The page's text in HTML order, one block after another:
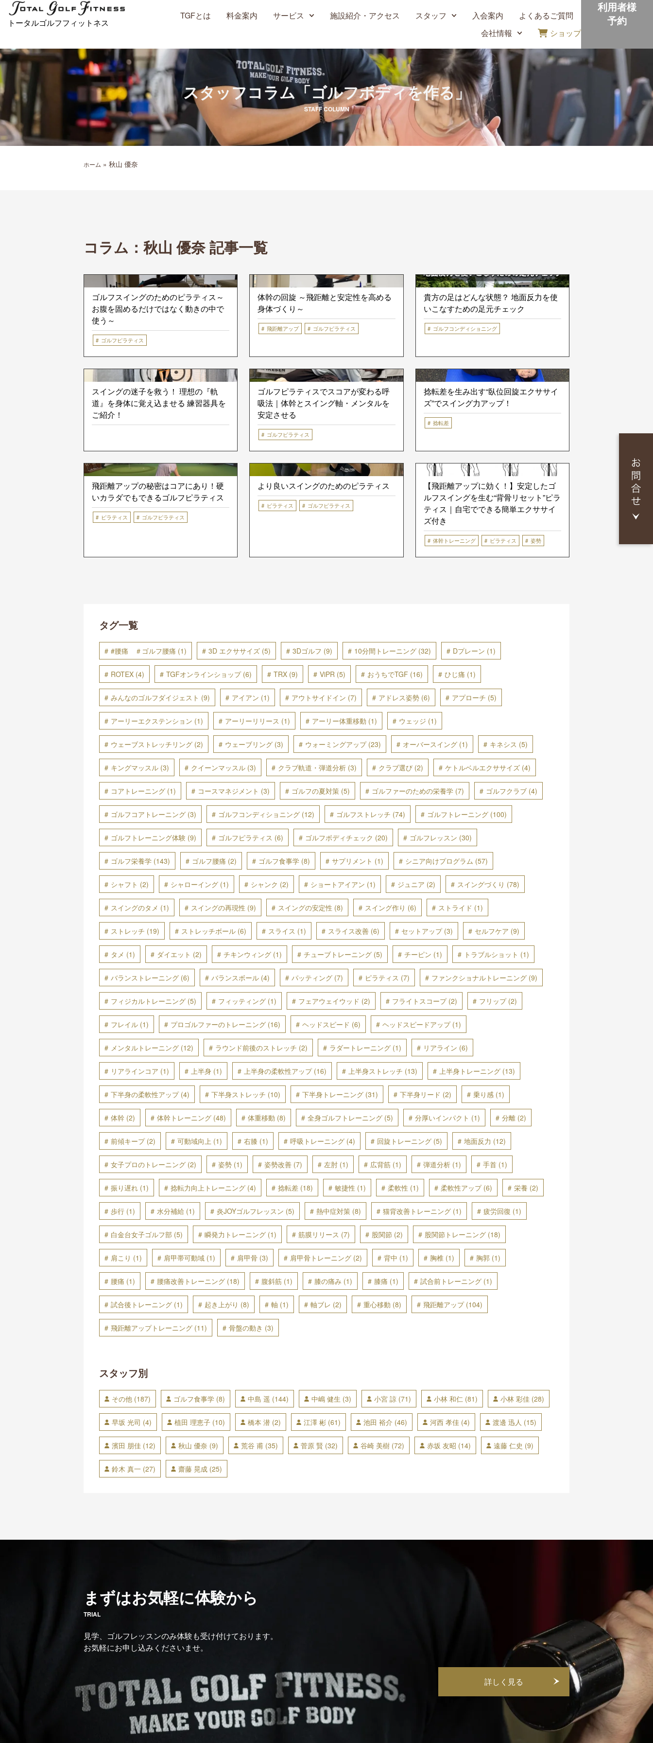
キ
ッ
プ
トータルゴルフフィットネス
TGFとは 料金案内 サービス 施設紹介・アクセス スタッフ 入会案内
よくあるご質問
会社情報
ショップ
利用者様
予約
スタッフコラム「ゴルフボディを作る」
STAFF COLUMN
ホーム » 秋山 優奈
コラム： 秋山 優奈 記事一覧
ゴルフスイングのためのピラティス～
お腹を固めるだけではなく動きの中で
使う～
ゴルフピラティス
体幹の回旋 ～飛距離と安定性を高める
身体づくり～
飛距離アップ ゴルフピラティス
貴方の足はどんな状態？ 地面反力を使
いこなすための足元チェック
ゴルフコンディショニング
スイングの迷子を救う！ 理想の『軌
道』を身体に覚え込ませる 練習器具を
ご紹介！
ゴルフピラティスでスコアが変わる呼
吸法｜体幹とスイング軸・メンタルを
安定させる
ゴルフピラティス
捻転差を生み出す“臥位回旋エクササイ
ズ”でスイング力アップ！
捻転差
飛距離アップの秘密はコアにあり！硬
いカラダでもできるゴルフピラティス
ピラティス ゴルフピラティス
より良いスイングのためのピラティス
ピラティス ゴルフピラティス
【飛距離アップに効く！】安定したゴ
ルフスイングを生む“背骨リセット”ピラ
ティス｜自宅でできる簡単エクササイ
ズ付き
体幹トレーニング ピラティス 姿勢
タグ一覧
#腰痛 ＃ゴルフ腰痛 (1) 3D エクササイズ (5) 3Dゴルフ (9) 10分間トレーニング (32) Dプレーン (1)
ROTEX (4) TGFオンラインショップ(6) TRX (9) ViPR (5) おうちでTGF (16) ひじ痛 (1)
みんなのゴルフダイジェスト (9) アイアン (1) アウトサイドイン (7) アドレス姿勢 (6) アプローチ (5)
アーリーエクステンション (1) アーリーリリース (1) アーリー体重移動 (1) ウェッジ (1)
ウェーブストレッチリング (2) ウェーブリング (3) ウォーミングアップ(23) オーバースイング (1) キネシス (5)
キングマッスル (3) クイーンマッスル (3) クラブ軌道・弾道分析 (3) クラブ選び (2) ケトルベルエクササイズ (4)
コアトレーニング (1) コースマネジメント (3) ゴルフの夏対策 (5) ゴルファーのための栄養学 (7) ゴルフクラブ (4)
ゴルフコアトレーニング (3) ゴルフコンディショニング (12) ゴルフストレッチ (74) ゴルフトレーニング (100)
ゴルフトレーニング体験 (9) ゴルフピラティス (6) ゴルフボディチェック (20) ゴルフレッスン (30)
ゴルフ栄養学 (143) ゴルフ腰痛 (2) ゴルフ食事学 (8) サプリメント (1) シニア向けプログラム (57)
シャフト (2) シャローイング (1) シャンク (2) ショートアイアン (1) ジュニア (2) スイングづくり (78)
スイングのタメ (1) スイングの再現性 (9) スイングの安定性 (8) スイング作り (6) ストライド (1)
ストレッチ (19) ストレッチボール (6) スライス (1) スライス改善 (6) セットアップ(3) セルフケア (9)
タメ (1) ダイエット (2) チキンウィング (1) チューブトレーニング (5) チーピン (1) トラブルショット (1)
バランストレーニング (6) バランスボール (4) パッティング (7) ピラティス (7) ファンクショナルトレーニング (9)
フィジカルトレーニング (5) フィッティング (1) フェアウェイウッド (2) フライトスコープ(2) フリップ(2)
フレイル (1) プロゴルファーのトレーニング (16) ヘッドスピード (6) ヘッドスピードアップ(1)
メンタルトレーニング (12) ラウンド前後のストレッチ (2) ラダートレーニング (1) リアライン (6)
リアラインコア (1) 上半身 (1) 上半身の柔軟性アップ(16) 上半身ストレッチ (13) 上半身トレーニング (13)
下半身の柔軟性アップ(4) 下半身ストレッチ (10) 下半身トレーニング (31) 下半身リード (2) 乗り感 (1)
体幹 (2) 体幹トレーニング (48) 体重移動 (8) 全身ゴルフトレーニング (5) 分厚いインパクト (1) 分離 (2)
前傾キープ(2) 可動域向上 (1) 右膝 (1) 呼吸トレーニング (4) 回旋トレーニング (5) 地面反力 (12)
女子プロのトレーニング (2) 姿勢 (1) 姿勢改善 (7) 左肘 (1) 広背筋 (1) 弾道分析 (1) 手首 (1)
振り遅れ (1) 捻転力向上トレーニング (4) 捻転差 (18) 敏捷性 (1) 柔軟性 (1) 柔軟性アップ(6) 栄養 (2)
歩行 (1) 水分補給 (1) 炎JOYゴルフレッスン (5) 熱中症対策 (8) 猫背改善トレーニング (1) 疲労回復 (1)
白金台女子ゴルフ部 (5) 瞬発力トレーニング (1) 筋膜リリース (7) 股関節 (2) 股関節トレーニング (18)
肩こり (1) 肩甲帯可動域 (1) 肩甲骨 (3) 肩甲骨トレーニング (2) 背中 (1) 胸椎 (1) 胸郭 (1)
腰痛 (1) 腰痛改善トレーニング (18) 腹斜筋 (1) 膝の痛み (1) 膝痛 (1) 試合前トレーニング (1)
試合後トレーニング (1) 起き上がり (8) 軸 (1) 軸ブレ (2) 重心移動 (8) 飛距離アップ(104)
飛距離アップトレーニング (11) 骨盤の動き (3)
スタッフ別
その他 (187) ゴルフ食事学 (8) 中島 遥 (144) 中嶋 健生 (3) 小宮 諒 (71) 小林 和仁 (81) 小林 彩佳 (28)
早坂 光司 (4) 植田 理恵子 (10) 橋本 潜 (2) 江澤 彬 (61) 池田 裕介 (46) 河西 孝佳 (4) 渡邊 迅人 (15)
濱田 朋佳 (12) 秋山 優奈 (9) 荒谷 甫 (35) 菅原 賢 (32) 谷崎 美樹 (72) 赤坂 友昭 (14) 遠藤 仁史 (9)
鈴木 真一 (27) 齋藤 晃成 (25)
まずはお気軽に体験から
TRIAL
見学、ゴルフレッスンのみ体験も受け付けております。
お気軽にお申し込みくださいませ。
詳しく見る